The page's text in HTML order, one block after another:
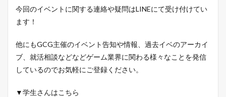
今回のイベントに関する連絡や疑問はLINEにて受け付けてい
ます！
他にもGCG主催のイベント告知や情報、過去イベのアーカイ
ブ、就活相談などなどゲーム業界に関わる様々なことを発信
しているのでお気軽にご登録ください。
▼学生さんはこちら